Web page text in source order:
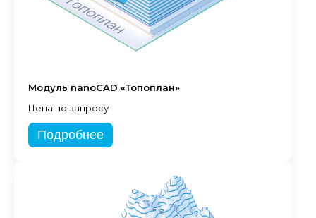
Модуль nanoCAD «Топоплан»
Цена по запросу
Подробнее